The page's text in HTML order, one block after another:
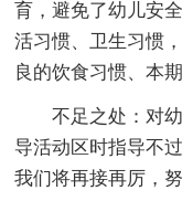
育，避免了幼儿安
活习惯、卫生习惯
良的饮食习惯、本
不足之处：对幼
导活动区时指导不
我们将再接再厉，